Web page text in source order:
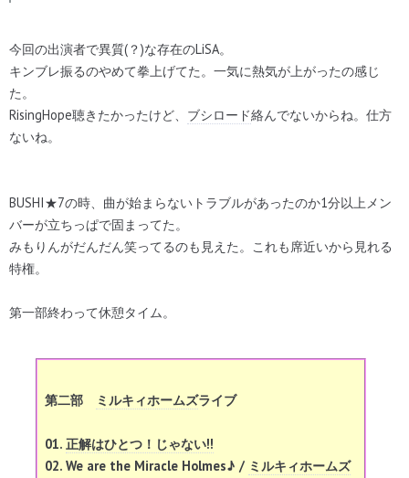
今回の出演者で異質(？)な存在のLiSA。
キンブレ振るのやめて拳上げてた。一気に熱気が上がったの感じ
た。
RisingHope聴きたかったけど、 ブシロード絡んでないからね。仕方
ないね。
BUSHI★7の時、曲が始まらないトラブルがあったのか1分以上メン
バーが立ちっぱで固まってた。
みもりんがだんだん笑ってるのも見えた。これも席近いから見れる
特権。
第一部終わって休憩タイム。
第二部 ミルキィホームズライブ
01. 正解はひとつ！じゃない!!
02. We are the Miracle Holmes♪ / ミルキィホームズ